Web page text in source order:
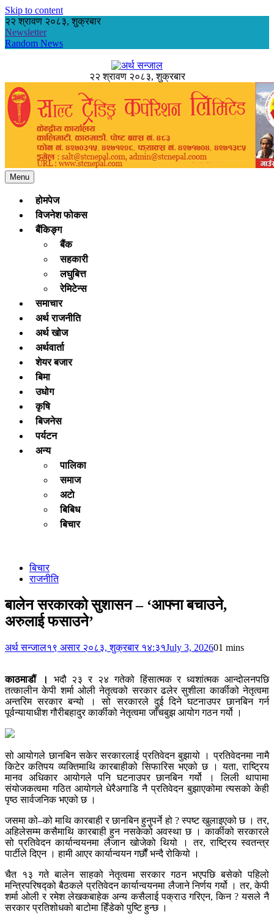
Skip to content
२२ श्रावण २०८३, शुक्रबार
Newsletter
Random News
अर्थ सन्जाल
Economic News of Nepal
२२ श्रावण २०८३, शुक्रबार
Menu
होमपेज
विजनेश फोकस
बैंकिङ्ग
बैंक
सहकारी
लघुबित्त
रेमिटेन्स
समाचार
अर्थ राजनीति
अर्थ खोज
अर्थवार्ता
शेयर बजार
बिमा
उधोग
कृषि
बिजनेस
पर्यटन
अन्य
पालिका
समाज
अटाे
बिबिध
बिचार
बिचार
राजनीति
बालेन सरकारको सुशासन – ‘आफ्ना बचाउने,
अरुलाई फसाउने’
अर्थ सन्जाल१९ असार २०८३, शुक्रबार १४:३१July 3, 202601 mins
काठमाडौं ।
भदौ २३ र २४ गतेको हिंसात्मक र ध्वशांत्मक आन्दोलनपछि
तत्कालीन केपी शर्मा ओली नेतृत्वको सरकार ढलेर सुशीला कार्कीको नेतृत्वमा
अन्तरिम सरकार बन्यो । सो सरकारले दुई दिने घटनाउपर छानबिन गर्न
पूर्वन्यायाधीश गौरीबहादुर कार्कीको नेतृत्वमा जाँचबुझ आयोग गठन गर्यो ।
सो आयोगले छानबिन सकेर सरकारलाई प्रतिवेदन बुझायो । प्रतिवेदनमा नामै
किटेर कतिपय व्यक्तिमाथि कारबाहीको सिफारिस भएको छ । यता, राष्ट्रिय
मानव अधिकार आयोगले पनि घटनाउपर छानबिन गर्यो । लिली थापामा
संयोजकत्वमा गठित आयोगले धेरैअगाडि नै प्रतिवेदन बुझाएकोमा त्यसको केही
पृष्ठ सार्वजनिक भएको छ ।
जसमा को–को माथि कारबाही र छानबिन हुनुपर्ने हो ? स्पष्ट खुलाइएको छ । तर,
अहिलेसम्म कसैमाथि कारबाही हुन नसकेको अवस्था छ । कार्कीको सरकारले
सो प्रतिवेदन कार्यान्वयनमा लैजान खोजेको थियो । तर, राष्ट्रिय स्वतन्त्र
पार्टीले दिएन । हामी आएर कार्यान्वयन गर्छौं भन्दै रोकियो ।
चैत १३ गते बालेन साहको नेतृत्वमा सरकार गठन भएपछि बसेको पहिलो
मन्त्रिपरिषद्को बैठकले प्रतिवेदन कार्यान्वयनमा लैजाने निर्णय गर्यो । तर, केपी
शर्मा ओली र रमेश लेखकबाहेक अन्य कसैलाई पक्राउ गरिएन, किन ? यसले नै
सरकार प्रतिशोधको बाटोमा हिँडेको पुष्टि हुन्छ ।